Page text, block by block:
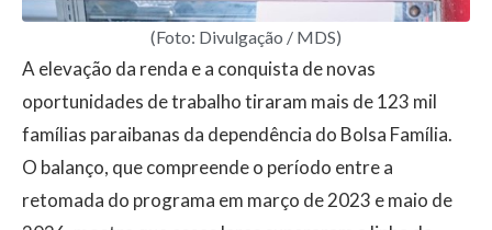
(Foto: Divulgação / MDS)
A elevação da renda e a conquista de novas
oportunidades de trabalho tiraram mais de 123 mil
famílias paraibanas da dependência do Bolsa Família.
O balanço, que compreende o período entre a
retomada do programa em março de 2023 e maio de